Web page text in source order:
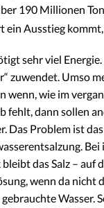
190 Millionen
ein Ausstieg
sehr viel
zuwendet. Umso
wenn, wie im
fehlt, dann sollen
Das Problem ist
das Salz – auf
wenn da nicht
Wasser.